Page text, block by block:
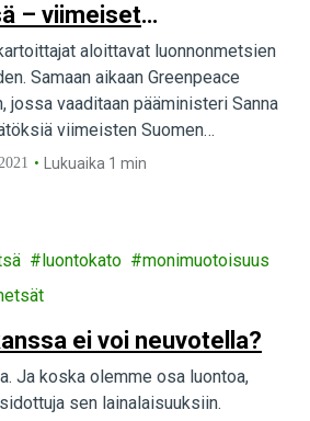
– viimeiset
aloittavat luonnonmetsien
Samaan aikaan Greenpeace
jossa vaaditaan pääministeri Sanna
viimeisten Suomen
Lukuaika 1 min
luontokato
monimuotoisuus
ei voi neuvotella?
Ja koska olemme osa luontoa,
sen lainalaisuuksiin.